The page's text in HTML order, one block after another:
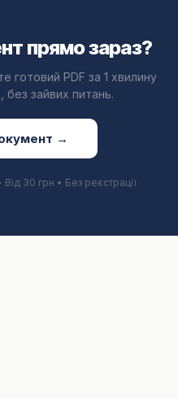
прямо зараз?
готовий PDF за 1 хвилину
зайвих питань.
→
30 грн • Без реєстрації